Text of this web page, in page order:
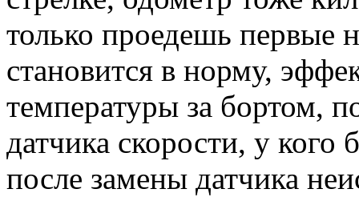
только проедешь первые
становится в норму,
температуры за бортом,
датчика скорости, у
после замены датчика